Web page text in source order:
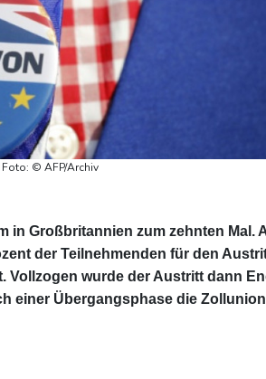
Foto: © AFP/Archiv
in Großbritannien zum zehnten Mal.
der Teilnehmenden für den
Vollzogen wurde der Austritt dann
einer Übergangsphase die